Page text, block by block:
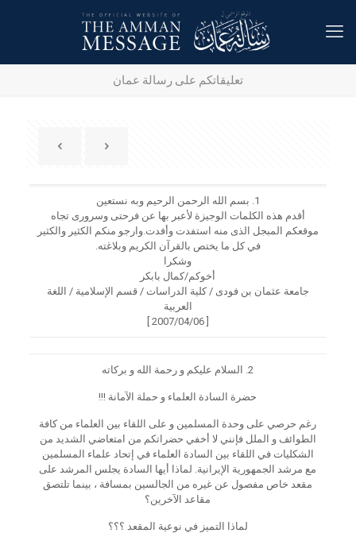
تعليقاتكم على رسالة عمان
1. بسم الله الرحمن الرحيم وبه نستعين
أقدم هذه الكلمات الوجيزة لأعبر بها عن فرحتى وسرورى تجاه
موقعكم المبجل الذى منه استفدت وأفدت.وارجو منكم الكثير والكثير
في كل ما يختص بالقرآن الكريم وبلاغته.
وشكرا
أخوكم/كمال بابكر
جامعة عثمان بن فودى / كلية الدراسات / قسم الإسلامية / اللغة
العربية
[ 2007/04/06 ]
2. السلام عليكم و رحمة الله و بركاته
حضرة السادة العلماء و حملة الآمانة !!!
رغم حرصي على وحدة المسلمين و على اللقاء بين العلماء من كافة
الطوائف و الملل فإنني لا أخفي حضراتكم من امتعاضي الشديد من
الشكليات في اللقاء بين السادة العلماء في إتحاد علماء المسلمين
مع مرشد الجمهورية الإيرانية. لماذا أيها السادة يجلس المرشد على
مقعد خاص مفصول عن غيره من الجالسين بمسافة ، بينما تلتصق
مقاعد الآخرين؟
لماذا التميز في نوعية المقعد ؟؟؟